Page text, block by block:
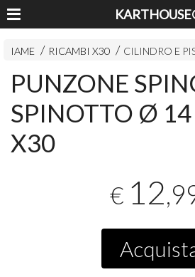
IAME RICAMBI X30 CILINDRO E
PUNZONE
SPINOTTO Ø
X30
€ 12